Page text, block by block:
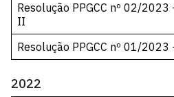
Resolução PPGCC nº 02/
II
Resolução PPGCC nº 01/
2022